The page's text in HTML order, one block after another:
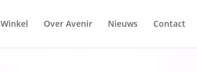
Winkel Over Avenir Nieuws Contact